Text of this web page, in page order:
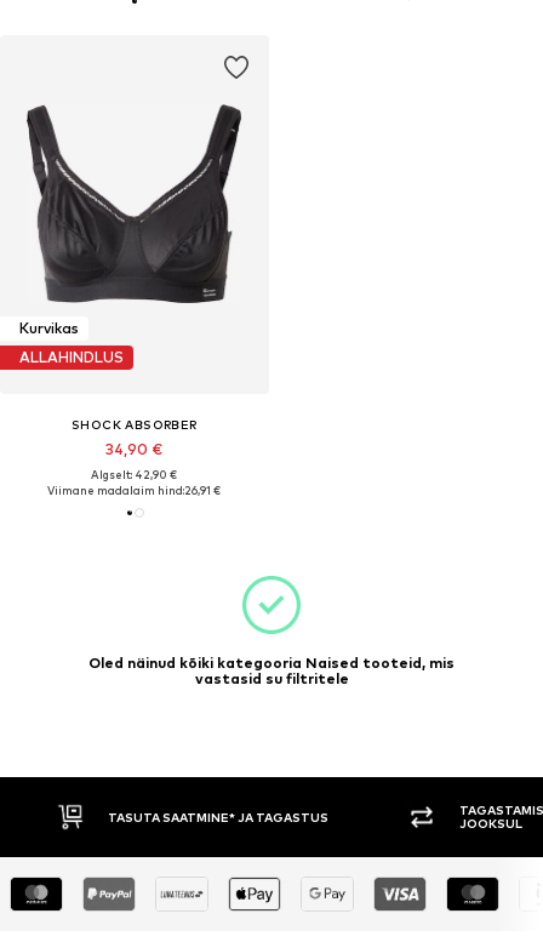
Kurvikas
ALLAHINDLUS
SHOCK ABSORBER
34,90 €
Algselt: 42,90 €
Viimane madalaim hind:26,91 €
Oled näinud kõiki kategooria Naised tooteid, mis
vastasid su filtritele
TASUTA SAATMINE* JA TAGASTUS
JOOKSUL